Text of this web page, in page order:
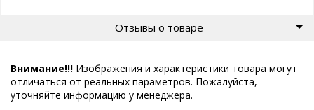
Отзывы о товаре
Внимание!!! Изображения и характеристики товара могут
отличаться от реальных параметров. Пожалуйста,
уточняйте информацию у менеджера.